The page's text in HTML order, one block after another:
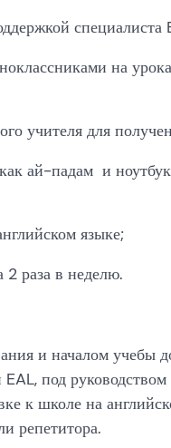
специалиста
на
учителя для
ай-падам и
языке;
раза в неделю.
и началом учебы
под
к школе на
репетитора.